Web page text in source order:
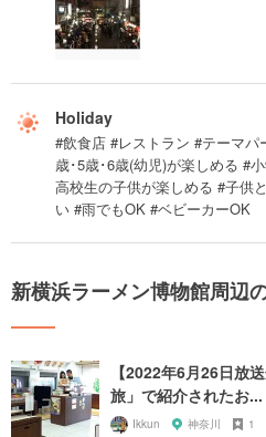
Holiday
#飲食店 #レストラン #テーマ
歳･5歳･6歳(幼児)が楽しめる #
高校生の子供が楽しめる #子供
い #雨でもOK #ベビーカーOK
新横浜ラーメン博物館周辺
【2022年6月26日放
旅」で紹介されたお...
Ikkun 神奈川 1